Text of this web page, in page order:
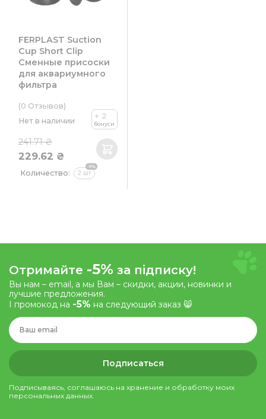
FERPLAST Suction
Cup Short Clip
Сменные присоски
для аквариумного
фильтра
(0 Отзывов)
Нет в наличии
241.71 ₴
229.62 ₴
+ 2
бонуси
Количество:
-5%
2 шт
Отримайте -5% за підписку!
Вы нам – email, а мы Вам – скидки, акции, новинки и
лучшие предложения.
І промокод на -5% на следующий заказ 😸
Подписаться
Подписываясь, соглашаюсь на хранение и обработку моих
персональных данных.